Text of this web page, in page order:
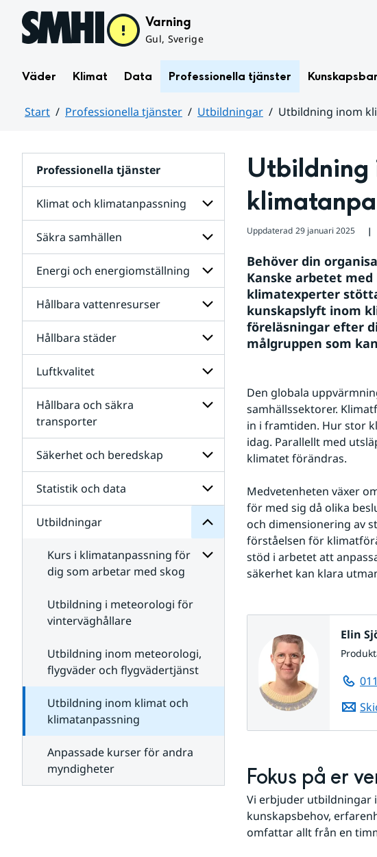
Hoppa till sidans innehåll Varning
Gul, Sverige
Väder Klimat Data Professionella tjänster
Start Professionella tjänster Utbildningar
Utbildning inom
Professionella tjänster
Klimat och klimatanpassning
Undersidor
för
Klimat
och
klimatanpassning
Säkra samhällen
Undersidor
för
Säkra
samhällen
Energi och energiomställning
Undersidor
för
Energi
och
energiomställning
Hållbara vattenresurser
Undersidor
för
Hållbara
vattenresurser
Hållbara städer
Undersidor
för
Hållbara
städer
Luftkvalitet
Undersidor
Luftkvalitet
Hållbara och säkra
transporter
Undersidor
för
säkra
transporter
Säkerhet och beredskap
Undersidor
för
Säkerhet
och
beredskap
Statistik och data
Undersidor
Statistik
och
Utbildningar
Undersidor
för
Utbildningar
Kurs i klimatanpassning för
dig som arbetar med skog
dig
som
arbetar
Utbildning i meteorologi för
vinterväghållare
Utbildning inom meteorologi,
flygväder och flygvädertjänst
Utbildning inom klimat och
klimatanpassning
Anpassade kurser för andra
myndigheter
Utbildning
Uppdaterad 29 januari 2025 ❘
Behöver din
Kanske arbetet
klimatexperter
kunskapslyft inom
föreläsningar efter
målgruppen som
Den globala
samhällssektorer.
in i framtiden. Hur stor
idag. Parallellt med
klimatet förändras.
Medvetenheten växer
för med sig då olika
och dimensionering av
förståelsen för
stöd i arbetet att
säkerhet kan klara
Elin
Fokus på er
Vi erbjuder utbildningar
kunskapsbehov,
omfattar allt från en